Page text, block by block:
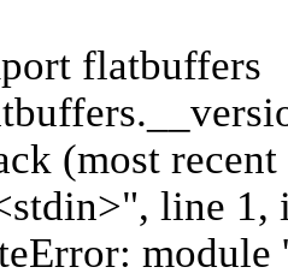
flatbuffers
(most
line 1,
module